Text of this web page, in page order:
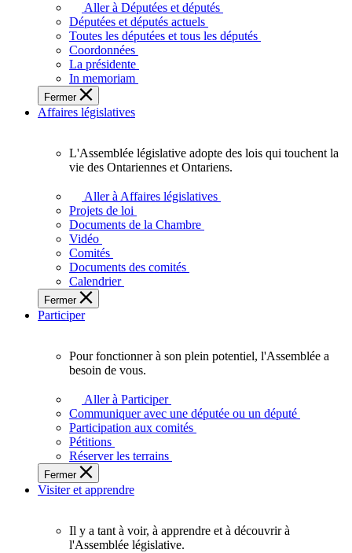
députés
vous
représentent
sein
de
l'Assemblée
législative
l'Ontario.
Aller à Députées et députés
Députées et députés actuels
Toutes les députées et tous les députés
Coordonnées
La présidente
In memoriam
Fermer
Affaires législatives
L'Assemblée
adopte
touchent
des
Ontariennes
et
L'Assemblée législative adopte des lois qui touchent la
vie des Ontariennes et Ontariens.
Aller à Affaires législatives
Projets de loi
Documents de la Chambre
Vidéo
Comités
Documents des comités
Calendrier
Fermer
Participer
plein
potentiel,
l'Assemblée
a
besoin
de
Pour fonctionner à son plein potentiel, l'Assemblée a
besoin de vous.
Aller à Participer
Communiquer avec une députée ou un député
Participation aux comités
Pétitions
Réserver les terrains
Fermer
Visiter et apprendre
Il y a tant à voir, à apprendre et à découvrir à
l'Assemblée législative.